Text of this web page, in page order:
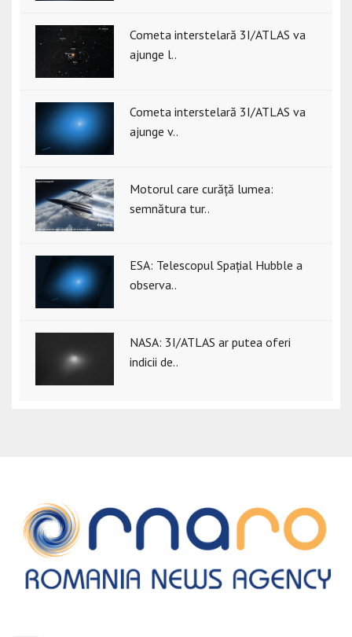
Cometa interstelară 3I/ATLAS va
ajunge l..
Cometa interstelară 3I/ATLAS va
ajunge v..
Motorul care curăță lumea:
semnătura tur..
ESA: Telescopul Spațial Hubble a
observa..
NASA: 3I/ATLAS ar putea oferi
indicii de..